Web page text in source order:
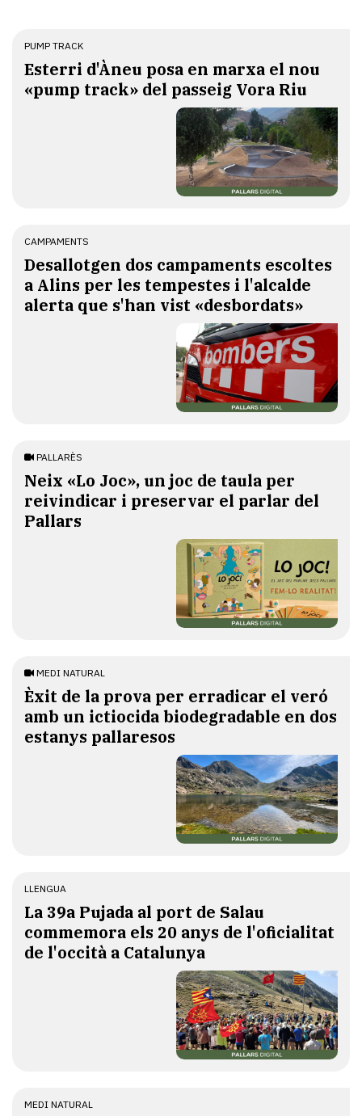
PUMP TRACK
Esterri d'Àneu posa en marxa el nou
«pump track» del passeig Vora Riu
CAMPAMENTS
​Desallotgen dos campaments escoltes
a Alins per les tempestes i l'alcalde
alerta que s'han vist «desbordats»
PALLARÈS
​Neix «Lo Joc», un joc de taula per
reivindicar i preservar el parlar del
Pallars
MEDI NATURAL
Èxit de la prova per erradicar el veró
amb un ictiocida biodegradable en dos
estanys pallaresos
LLENGUA
​La 39a Pujada al port de Salau
commemora els 20 anys de l'oficialitat
de l'occità a Catalunya
MEDI NATURAL